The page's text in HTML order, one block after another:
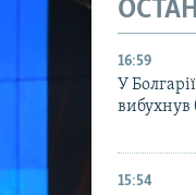
16:59
У
вибухнув
15:54